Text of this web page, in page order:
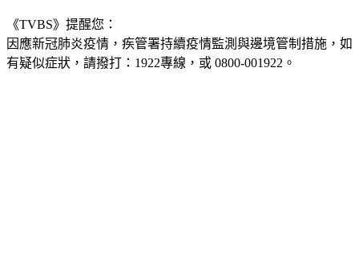
《TVBS》提醒您：
因應新冠肺炎疫情，疾管署持續疫情監測與邊境管制措施， 如
有疑似症狀，請撥打：1922專線，或 0800-001922。